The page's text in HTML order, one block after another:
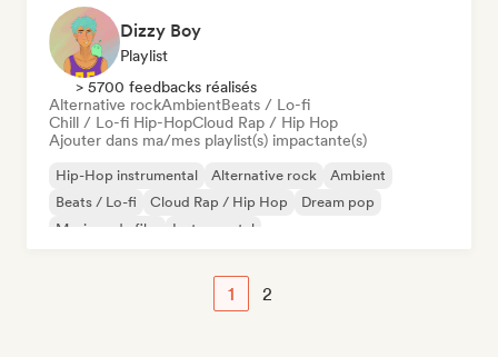
Dizzy Boy
Playlist
> 5700 feedbacks réalisés
Alternative rockAmbientBeats / Lo-fi
Chill / Lo-fi Hip-HopCloud Rap / Hip Hop
Ajouter dans ma/mes playlist(s) impactante(s)
Hip-Hop instrumental Alternative rock
Ambient
Beats / Lo-fi
Cloud Rap / Hip Hop
Dream pop
Musique de film
Instrumental
1 2